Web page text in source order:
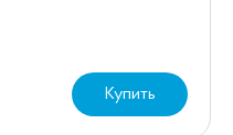
Купить